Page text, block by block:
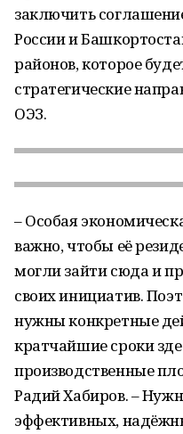
заключить
России и
районов, которое
стратегические
ОЭЗ.
– Особая
важно, чтобы её
могли зайти сюда и
своих инициатив.
нужны конкретные
кратчайшие сроки
производственные
Радий Хабиров. –
эффективных,